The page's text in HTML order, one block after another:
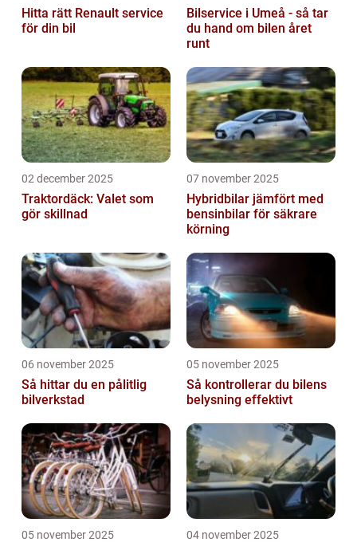
Hitta rätt Renault service
för din bil
Bilservice i Umeå - så tar
du hand om bilen året
runt
02 december 2025
Traktordäck: Valet som
gör skillnad
07 november 2025
Hybridbilar jämfört med
bensinbilar för säkrare
körning
06 november 2025
Så hittar du en pålitlig
bilverkstad
05 november 2025
Så kontrollerar du bilens
belysning effektivt
05 november 2025 04 november 2025